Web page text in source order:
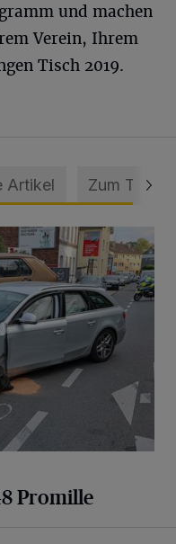
und machen
Verein, Ihrem
Tisch 2019.
Artikel Zum Thema
Promille